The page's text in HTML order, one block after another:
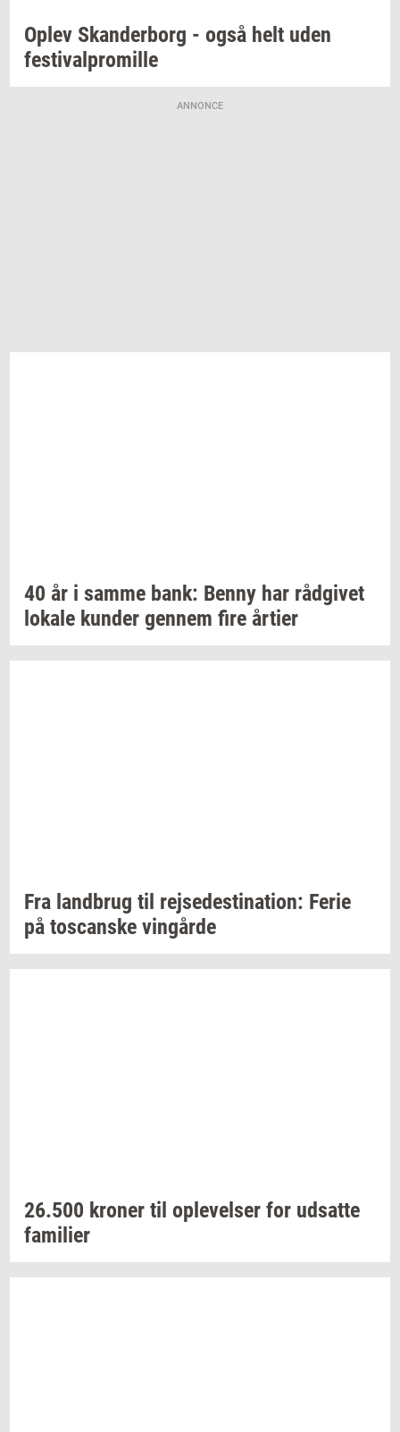
Oplev Skan­der­borg - også helt uden
festi­val­pro­mil­le
ANNONCE
40 år i samme bank: Benny har rå­d­gi­vet
lo­ka­le kun­der gen­nem fire år­ti­er
Fra land­brug til rej­se­desti­na­tion: Ferie
på toscan­ske vin­går­de
26.500 kro­ner til op­le­vel­ser for ud­sat­te
fa­mi­li­er